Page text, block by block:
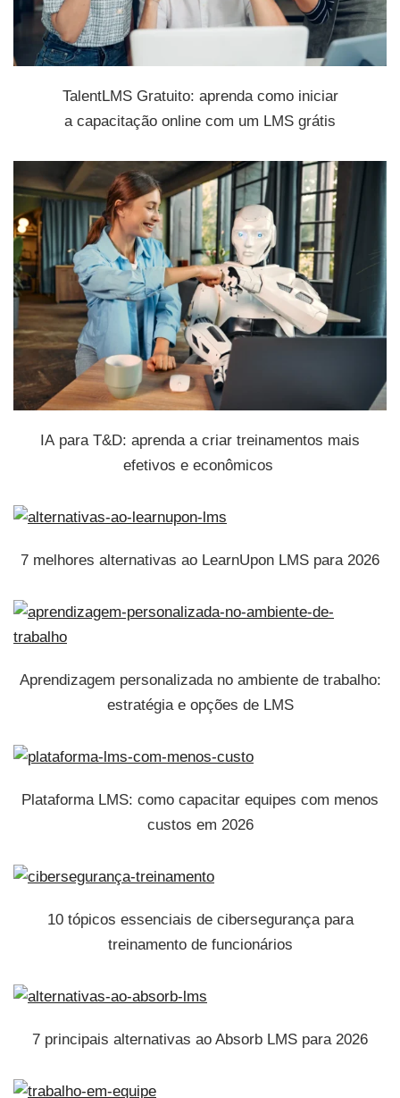
TalentLMS Gratuito: aprenda como iniciar
a capacitação online com um LMS grátis
IA para T&D: aprenda a criar treinamentos mais
efetivos e econômicos
7 melhores alternativas ao LearnUpon LMS para 2026
Aprendizagem personalizada no ambiente de trabalho:
estratégia e opções de LMS
Plataforma LMS: como capacitar equipes com menos
custos em 2026
10 tópicos essenciais de cibersegurança para
treinamento de funcionários
7 principais alternativas ao Absorb LMS para 2026